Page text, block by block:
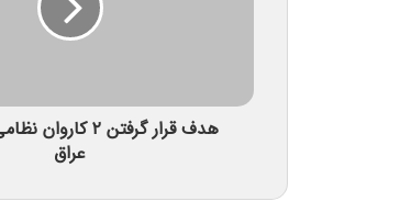
هدف قرار گرفتن ۲
عراق